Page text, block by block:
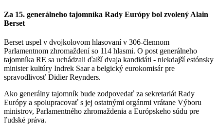
Za 15. generálneho tajomníka Rady Európy bol zvolený Alain
Berset
Berset uspel v dvojkolovom hlasovaní v 306-člennom
Parlamentnom zhromaždení so 114 hlasmi. O post generálneho
tajomníka RE sa uchádzali ďalší dvaja kandidáti - niekdajší estónsky
minister kultúry Indrek Saar a belgický eurokomisár pre
spravodlivosť Didier Reynders.
Ako generálny tajomník bude zodpovedať za sekretariát Rady
Európy a spolupracovať s jej ostatnými orgánmi vrátane Výboru
ministrov, Parlamentného zhromaždenia a Európskeho súdu pre
ľudské práva.